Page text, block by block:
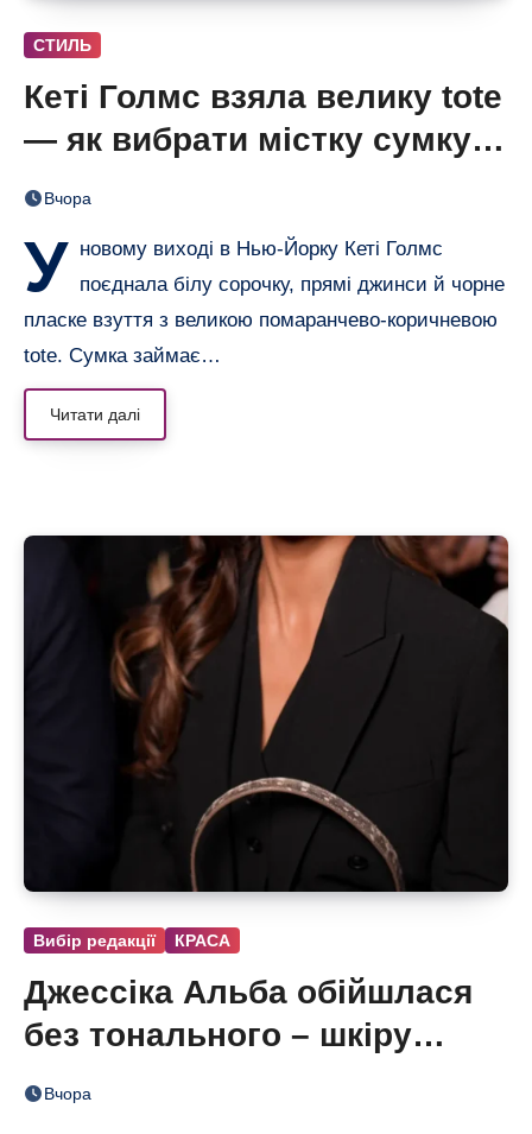
СТИЛЬ
Кеті Голмс взяла велику tote
— як вибрати містку сумку,
що не виглядає громіздкою
Вчора
У новому виході в Нью-Йорку Кеті Голмс
поєднала білу сорочку, прямі джинси й чорне
пласке взуття з великою помаранчево-коричневою
tote. Сумка займає…
Читати далі
Вибір редакції КРАСА
Джессіка Альба обійшлася
без тонального – шкіру
вирівняли лише консилером
Вчора